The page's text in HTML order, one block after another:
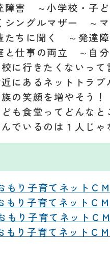
障害 ～小学校・子
シングルマザー ～
たちに聞く ～発達
と仕事の両立 ～自
に行きたくないっ
近にあるネットトラ
族の笑顔を増やそう
も食堂ってどんな
んでいるのは１人
もり子育てネットＣＭ
もり子育てネットＣＭ
もり子育てネットＣＭ
もり子育てネットＣＭ